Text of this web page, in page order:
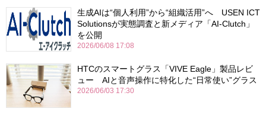
生成AIは“個人利用”から“組織活用”へ USEN ICT
Solutionsが実態調査と新メディア「AI-Clutch」
を公開
2026/06/08 17:08
HTCのスマートグラス「VIVE Eagle」製品レビ
ュー AIと音声操作に特化した“日常使い”グラス
2026/06/03 17:30